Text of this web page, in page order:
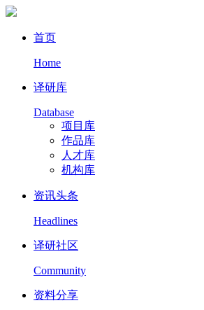
首页
Home
译研库
Database
项目库
作品库
人才库
机构库
资讯头条
Headlines
译研社区
Community
资料分享